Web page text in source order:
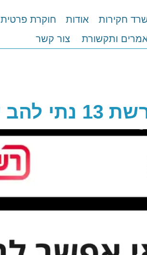
חקירות אודות חוקרת פרטית
ותקשורת
צור קשר
מברזיל